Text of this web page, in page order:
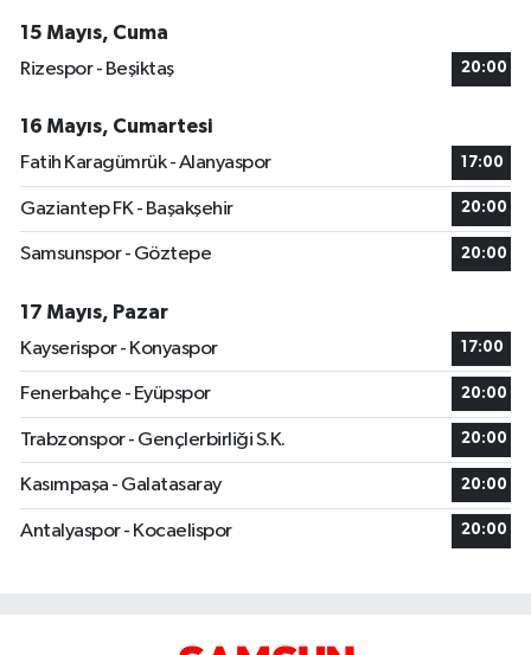
15 Mayıs, Cuma
Rizespor - Beşiktaş
20:00
16 Mayıs, Cumartesi
Fatih Karagümrük - Alanyaspor
17:00
Gaziantep FK - Başakşehir 20:00
Samsunspor - Göztepe 20:00
17 Mayıs, Pazar
Kayserispor - Konyaspor
17:00
Fenerbahçe - Eyüpspor 20:00
Trabzonspor - Gençlerbirliği S.K. 20:00
Kasımpaşa - Galatasaray 20:00
Antalyaspor - Kocaelispor 20:00